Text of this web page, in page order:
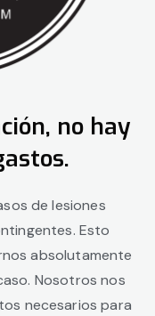
no hay
de lesiones
Esto
absolutamente
Nosotros nos
necesarios para